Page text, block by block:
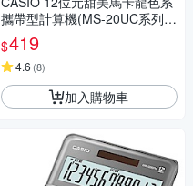
攜帶型計算機(MS-20UC系列)
共10色
$419
4.6 (8)
加入購物車